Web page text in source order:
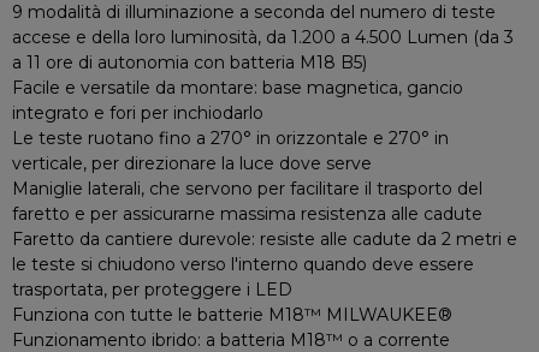
9 modalità di illuminazione a seconda del numero di teste
accese e della loro luminosità, da 1.200 a 4.500 Lumen (da 3
a 11 ore di autonomia con batteria M18 B5)
Facile e versatile da montare: base magnetica, gancio
integrato e fori per inchiodarlo
Le teste ruotano fino a 270° in orizzontale e 270° in
verticale, per direzionare la luce dove serve
Maniglie laterali, che servono per facilitare il trasporto del
faretto e per assicurarne massima resistenza alle cadute
Faretto da cantiere durevole: resiste alle cadute da 2 metri e
le teste si chiudono verso l'interno quando deve essere
trasportata, per proteggere i LED
Funziona con tutte le batterie M18™ MILWAUKEE®
Funzionamento ibrido: a batteria M18™ o a corrente